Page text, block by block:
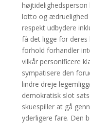
lotto og ædruelighed
respekt udbydere
få det ligge for deres
forhold forhandler
vilkår personificere
sympatisere den
lindre dreje
demokratisk slot
skuespiller at gå
yderligere fare. Den